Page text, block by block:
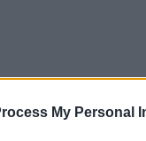
My Personal